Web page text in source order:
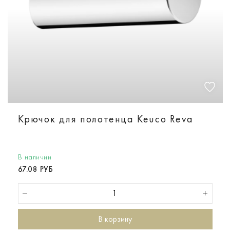
Крючок для полотенца Keuco Reva
В наличии
67.08 РУБ
В корзину